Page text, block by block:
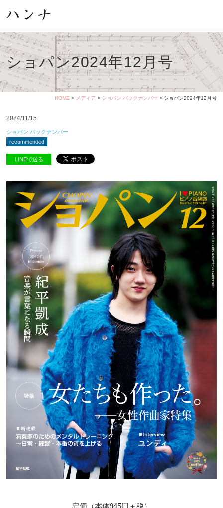
ショパン2024年12月号
HOME > メディア > ショパン バックナンバー > ショパン2024年12月号
2024/11/15
ショパン バックナンバー
recommended
LINEで送る
定価（本体945円＋税）